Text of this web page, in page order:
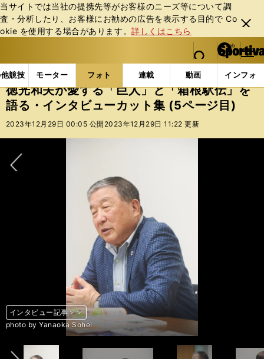
当サイトでは当社の提携先等がお客様のニーズ等について調
査・分析したり、お客様にお勧めの広告を表⽰する⽬的で Co
okie を使⽤する場合があります。詳しくはこちら
閉じ
る
web Sportiva (webスポルティーバ)
検索
マイペ
ー
ジ
メニュ
競技 モーター フォト 連載 動画 インフォ
b
ス
ポ
ル
バ
フォトギャラリー 徳光和夫が愛する「巨人」と「箱
徳光和夫が愛する「巨人」と「箱根駅伝」を
語る・インタビューカット集 (5ページ目)
2023年12月29日 00:05 公開 2023年12月29日 11:22 更新
インタビュー記事＞＞
photo by Yanaoka Sohei
インタビュー記事＞＞
photo by Yanaoka Sohei
インタビュー記事＞＞
photo by Yanaoka Sohei
インタビュー記事＞＞
photo by Yanaoka Sohei
インタビュー記事＞＞
photo by Yanaoka Sohei
インタビュー記事＞＞
photo by Yanaoka Sohei
インタビュー記事＞＞
photo by Yanaoka Sohei
インタビュー記事＞＞
photo by Yanaoka Sohei
前へ